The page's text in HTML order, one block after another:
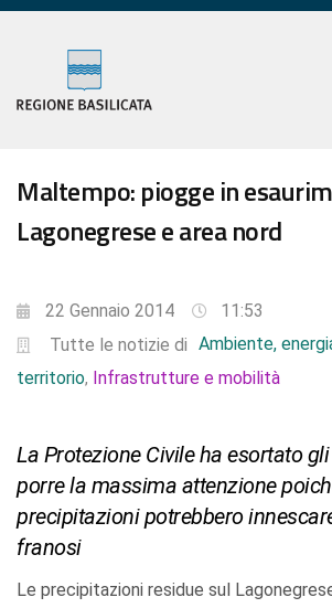
Maltempo: piogge in
Lagonegrese e area nord
22 Gennaio 2014
11:53
Tutte le notizie di Ambiente,
territorio, Infrastrutture e mobilità
La Protezione Civile ha esortato
porre la massima attenzione
precipitazioni potrebbero
franosi
Le precipitazioni residue sul